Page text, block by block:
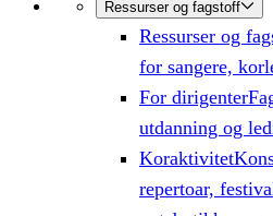
Ressurser og fagstoff
Ressurser og
for sangere,
For dirigenter
utdanning og
Koraktivitet
repertoar,